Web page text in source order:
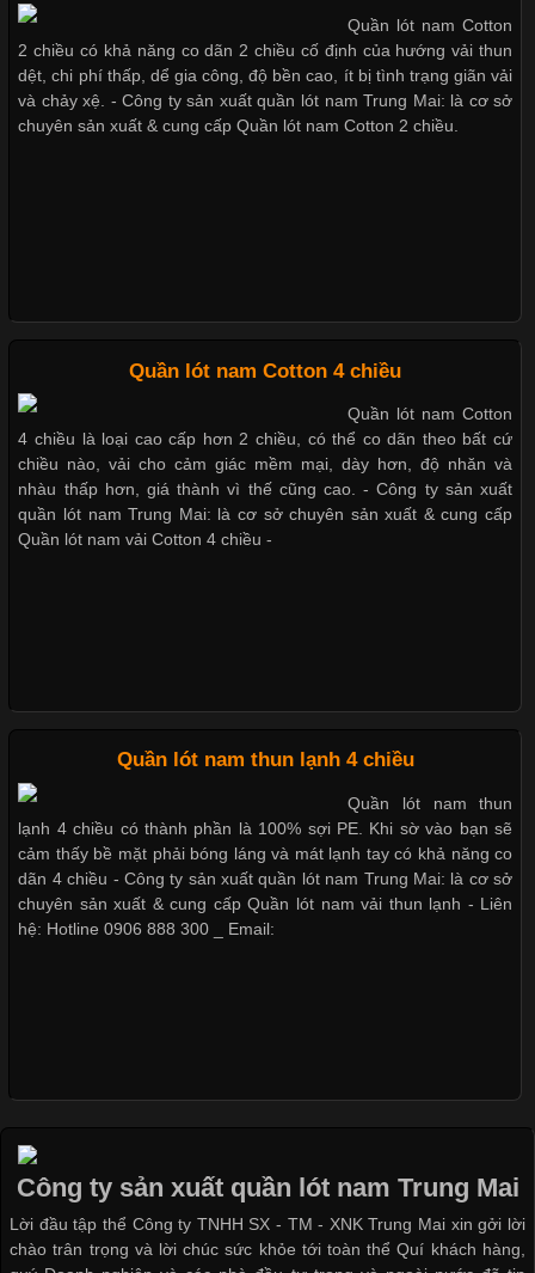
Chất Liệu Lycra Có Gì Đặc Biệt Trong Ngành Thời Trang?
Cập nhật 2026-05-27 17:03:46
Vải Lycra Là Gì? Chất Liệu Co Giãn Được Ưa Chuộng Trong
Chất Liệu Bamboo Xu Hướng Mới Trong Ngành Thời Trang
Cập nhật 2026-05-21 14:59:25
Trong những năm gần đây, vải Bamboo đang trở thành một
trong những chất liệu được yêu thích trong ngành thời trang
nhờ đặc tính mềm mại, thoáng khí và thân thiện với môi trường.
Không chỉ được ứng dụng trong quần áo thường ngày, loại vải
Cập nhật 2026-05-20 14:58:56
Vải thun là một trong những chất liệu được sử dụng rộng rãi
nhất trong ngành thời trang nhờ đặc tính co giãn, mềm mại và
thoải mái khi mặc. Từ áo thun, đồ thể thao cho đến đồ lót nam,
vải thun luôn đóng vai trò quan trọng trong quá trình sản xuất.
Hiện nay, nhu cầu tìm kiếm quần lót nam giá
Các Form Áo Thun Phổ Biến Hiện Nay Và Xu Hướng Trong
Ngành May Mặc Áo thun là một trong những trang phục quen
thuộc và được sử dụng phổ biến nhất hiện nay. Không chỉ đa
dạng về màu sắc hay chất liệu, áo thun còn có nhiều form dáng
khác nhau để phù hợp với từng phong cách thời trang và nhu
cầu
Xu hướng thời trang trẻ và quần lót nam giá sỉ
Những mẩu quần lót nam thông dụng hiện nay
Bộ sưu tập quần lót nam Boxer TpHCM
Quần lót nam boxer thun lạnh
Quần lót nam Cotton
2 chiều có khả năng co dãn 2 chiều cố định của hướng vải thun
dệt, chi phí thấp, dể gia công, độ bền cao, ít bị tình trạng giãn vải
và chảy xệ. - Công ty sản xuất quần lót nam Trung Mai: là cơ sở
chuyên sản xuất & cung cấp Quần lót nam Cotton 2 chiều.
Quần lót nam Cotton 4 chiều
Quần lót nam Cotton
4 chiều là loại cao cấp hơn 2 chiều, có thể co dãn theo bất cứ
chiều nào, vải cho cảm giác mềm mại, dày hơn, độ nhăn và
nhàu thấp hơn, giá thành vì thế cũng cao. - Công ty sản xuất
quần lót nam Trung Mai: là cơ sở chuyên sản xuất & cung cấp
Quần lót nam vải Cotton 4 chiều -
Quần lót nam thun lạnh 4 chiều
Quần lót nam thun
lạnh 4 chiều có thành phần là 100% sợi PE. Khi sờ vào bạn sẽ
cảm thấy bề mặt phải bóng láng và mát lạnh tay có khả năng co
dãn 4 chiều - Công ty sản xuất quần lót nam Trung Mai: là cơ sở
chuyên sản xuất & cung cấp Quần lót nam vải thun lạnh - Liên
hệ: Hotline 0906 888 300 _ Email:
Công ty sản xuất quần lót nam Trung Mai
Lời đầu tập thể Công ty TNHH SX - TM - XNK Trung Mai xin gởi lời
chào trân trọng và lời chúc sức khỏe tới toàn thể Quí khách hàng,